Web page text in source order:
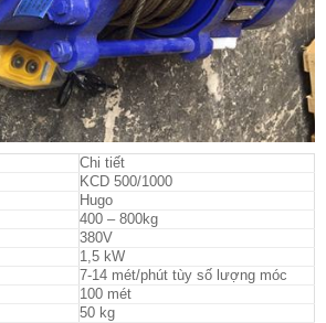
Chi tiết
KCD 500/1000
Hugo
400 – 800kg
380V
1,5 kW
7-14 mét/phút tùy số lượng móc
100 mét
50 kg